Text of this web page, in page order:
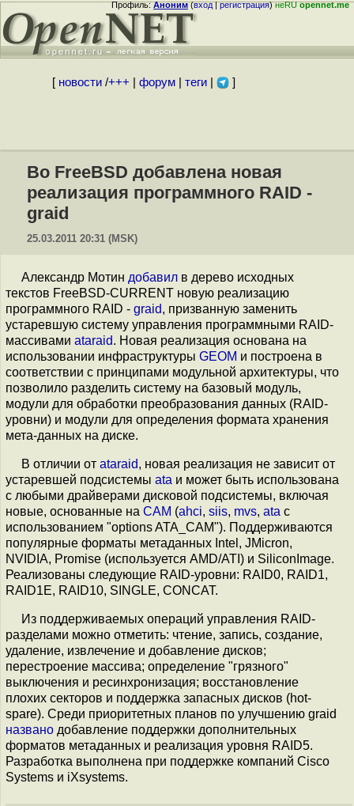
Профиль:Аноним(вход|регистрация)неRUopennet.me
[ новости/+++ форум| теги| ]
Во FreeBSD добавлена новая
реализация программного RAID -
graid
25.03.2011 20:31 (MSK)
Александр Мотин добавил в дерево исходных
текстов FreeBSD-CURRENT новую реализацию
программного RAID - graid, призванную заменить
устаревшую систему управления программными RAID-
массивами ataraid. Новая реализация основана на
использовании инфраструктуры GEOM и построена в
соответствии с принципами модульной архитектуры, что
позволило разделить систему на базовый модуль,
модули для обработки преобразования данных (RAID-
уровни) и модули для определения формата хранения
мета-данных на диске.
В отличии от ataraid, новая реализация не зависит от
устаревшей подсистемы ata и может быть использована
с любыми драйверами дисковой подсистемы, включая
новые, основанные на CAM (ahci, siis, mvs, ata с
использованием "options ATA_CAM"). Поддерживаются
популярные форматы метаданных Intel, JMicron,
NVIDIA, Promise (используется AMD/ATI) и SiliconImage.
Реализованы следующие RAID-уровни: RAID0, RAID1,
RAID1E, RAID10, SINGLE, CONCAT.
Из поддерживаемых операций управления RAID-
разделами можно отметить: чтение, запись, создание,
удаление, извлечение и добавление дисков;
перестроение массива; определение "грязного"
выключения и ресинхронизация; восстановление
плохих секторов и поддержка запасных дисков (hot-
spare). Среди приоритетных планов по улучшению graid
названо добавление поддержки дополнительных
форматов метаданных и реализация уровня RAID5.
Разработка выполнена при поддержке компаний Cisco
Systems и iXsystems.